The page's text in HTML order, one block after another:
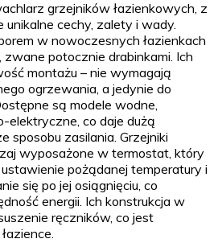
grzejników łazienkowych, z
cechy, zalety i wady.
w nowoczesnych łazienkach
potocznie drabinkami. Ich
montażu – nie wymagają
ogrzewania, a jedynie do
są modele wodne,
elektryczne, co daje dużą
sposobu zasilania. Grzejniki
wyposażone w termostat, który
pożądanej temperatury i
się po jej osiągnięciu, co
energii. Ich konstrukcja w
ręczników, co jest